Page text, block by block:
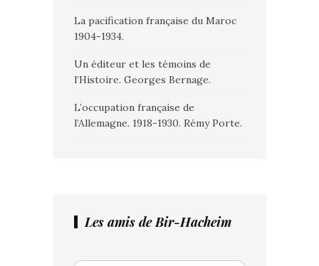
La pacification française du Maroc
1904-1934.
Un éditeur et les témoins de
l’Histoire. Georges Bernage.
L’occupation française de
l’Allemagne. 1918-1930. Rémy Porte.
Les amis de Bir-Hacheim